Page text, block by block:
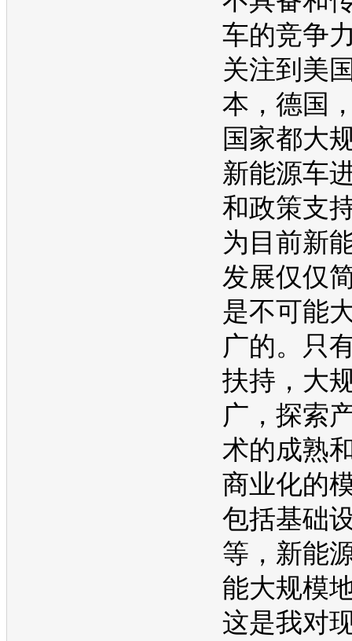
车的竞争
关注到美
本，德国
国家都大
新能源车
和政策支
为目前新
发展仅仅
是不可能
广的。只
扶持，大
广，探索
术的成熟
商业化的
包括基础
等， 新能
能大规模
这是我对